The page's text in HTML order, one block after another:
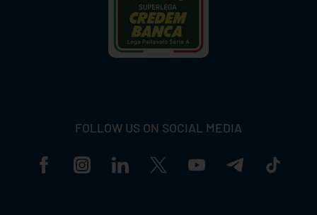
FOLLOW US ON SOCIAL MEDIA